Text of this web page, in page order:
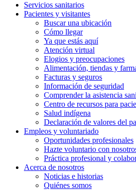
Servicios sanitarios
Pacientes y visitantes
Buscar una ubicación
Cómo llegar
Ya que estás aquí
Atención virtual
Elogios y preocupaciones
Alimentación, tiendas y
Facturas y seguros
Información de seguridad
Comprender la asistencia
Centro de recursos para
Salud indígena
Declaración de valores del
Empleos y voluntariado
Oportunidades profesionales
Hazte voluntario con
Práctica profesional y
Acerca de nosotros
Noticias e historias
Quiénes somos